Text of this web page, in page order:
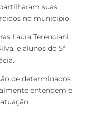
suas
no município.
Laura Terenciani
e alunos do 5º
de determinados
entendem e